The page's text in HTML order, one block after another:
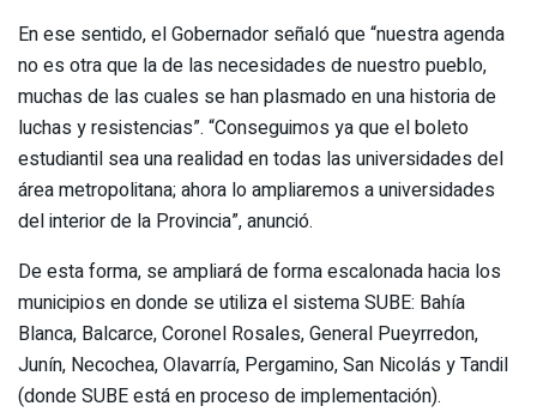
En ese sentido, el Gobernador señaló que “nuestra agenda
no es otra que la de las necesidades de nuestro pueblo,
muchas de las cuales se han plasmado en una historia de
luchas y resistencias”. “Conseguimos ya que el boleto
estudiantil sea una realidad en todas las universidades del
área metropolitana; ahora lo ampliaremos a universidades
del interior de la Provincia”, anunció.
De esta forma, se ampliará de forma escalonada hacia los
municipios en donde se utiliza el sistema SUBE: Bahía
Blanca, Balcarce, Coronel Rosales, General Pueyrredon,
Junín, Necochea, Olavarría, Pergamino, San Nicolás y Tandil
(donde SUBE está en proceso de implementación).